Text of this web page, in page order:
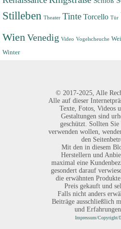
Stilleben Theater Tinte Torcello Tür
Wien Venedig Video Vogelscheuche
Winter
© 2017-2025, Alle
Alle auf dieser
Texte, Fotos, Videos
Gestaltungen sind
geschützt. Sollten
verwenden wollen,
den
Mit den in diesem
Herstellern und
maximal eine
gesondert darauf
die erwähnten
Preis gekauft und
Falls nicht anders
Beiträge ausschließlich
und
Impressum/Copyright/